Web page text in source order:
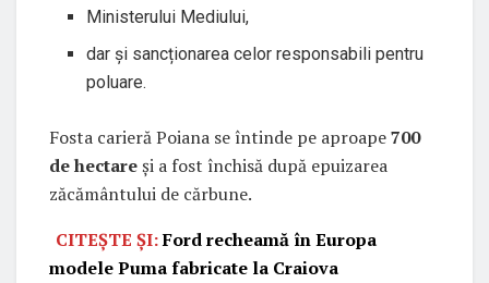
Ministerului Mediului,
dar și sancționarea celor responsabili pentru
poluare.
Fosta carieră Poiana se întinde pe aproape700
de hectareși a fost închisă după epuizarea
zăcământului de cărbune.
CITEȘTE ȘI:Ford recheamă în Europa
modele Puma fabricate la Craiova